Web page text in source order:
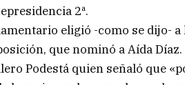
2ª.
eligió -como se dijo- a
que nominó a Aída Díaz.
Podestá quien señaló que